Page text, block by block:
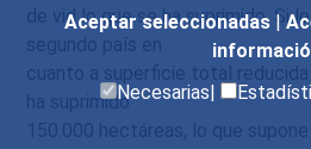
Aceptar seleccionadas |
Necesarias|
de vid lo que se ha suprimido. Si
segundo país en
cuanto a superficie total
ha suprimido
150.000 hectáreas, lo que